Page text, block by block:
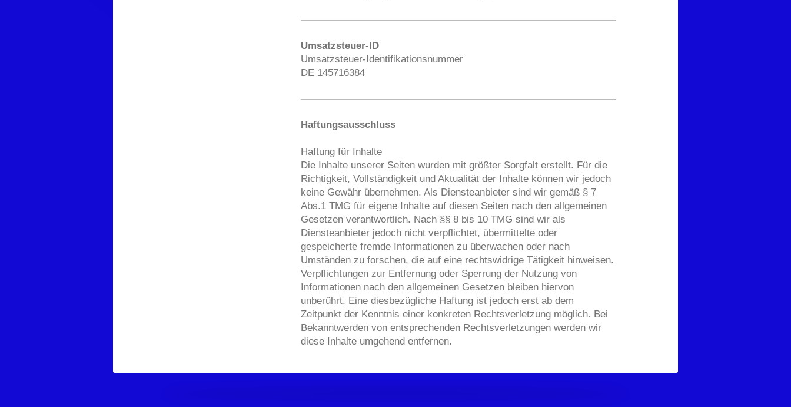
Umsatzsteuer-ID
Umsatzsteuer-Identifikationsnummer
DE 145716384
Haftungsausschluss
Haftung für Inhalte
Die Inhalte unserer Seiten wurden mit größter Sorgfalt erstellt. Für die
Richtigkeit, Vollständigkeit und Aktualität der Inhalte können wir jedoch
keine Gewähr übernehmen. Als Diensteanbieter sind wir gemäß § 7
Abs.1 TMG für eigene Inhalte auf diesen Seiten nach den allgemeinen
Gesetzen verantwortlich. Nach §§ 8 bis 10 TMG sind wir als
Diensteanbieter jedoch nicht verpflichtet, übermittelte oder
gespeicherte fremde Informationen zu überwachen oder nach
Umständen zu forschen, die auf eine rechtswidrige Tätigkeit hinweisen.
Verpflichtungen zur Entfernung oder Sperrung der Nutzung von
Informationen nach den allgemeinen Gesetzen bleiben hiervon
unberührt. Eine diesbezügliche Haftung ist jedoch erst ab dem
Zeitpunkt der Kenntnis einer konkreten Rechtsverletzung möglich. Bei
Bekanntwerden von entsprechenden Rechtsverletzungen werden wir
diese Inhalte umgehend entfernen.